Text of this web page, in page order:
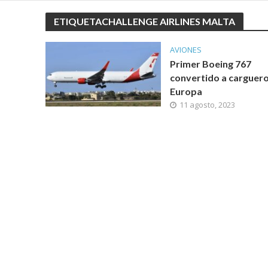
ETIQUETACHALLENGE AIRLINES MALTA
AVIONES
Primer Boeing 767
convertido a
Europa
11 agosto, 2023